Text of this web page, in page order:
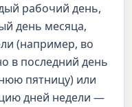
рабочий день,
день месяца,
(например, во
в последний день
пятницу) или
дней недели —